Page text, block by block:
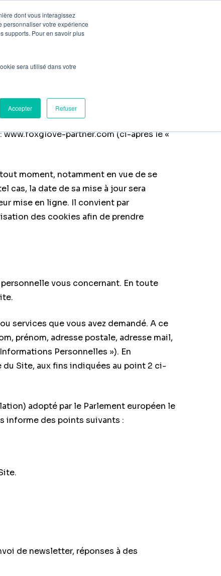
dont vous interagissez
personnaliser votre expérience
supports. Pour en savoir plus
sera utilisé dans votre
Accepter Refuser
Pré-Audit Gratuit
utilise et protège les informations
www.foxglove-partner.com(ci-après le «
moment, notamment en vue de se
la date de sa mise à jour sera
mise en ligne. Il convient par
des cookies afin de prendre
vous concernant. En toute
services que vous avez demandé. A ce
prénom, adresse postale, adresse mail,
Personnelles »). En
Site, aux fins indiquées au point 2 ci-
adopté par le Parlement européen le
informe des points suivants :
de newsletter, réponses à des